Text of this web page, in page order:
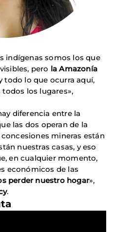
indígenas somos los que
pero la Amazonía
todo lo que ocurra aquí,
todos los lugares»,
diferencia entre la
las dos operan de la
mineras están
nuestras casas, y eso
en cualquier momento,
económicos de las
perder nuestro hogar»,
.